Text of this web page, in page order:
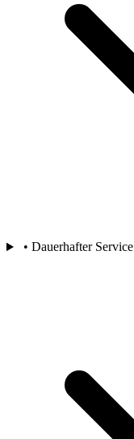
• Dauerhafter Service